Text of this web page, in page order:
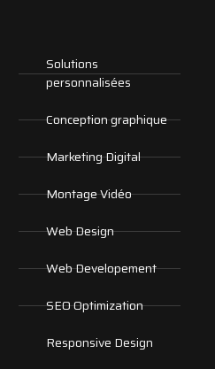
Solutions
personnalisées
Conception graphique
Marketing Digital
Montage Vidéo
Web Design
Web Developement
SEO Optimization
Responsive Design